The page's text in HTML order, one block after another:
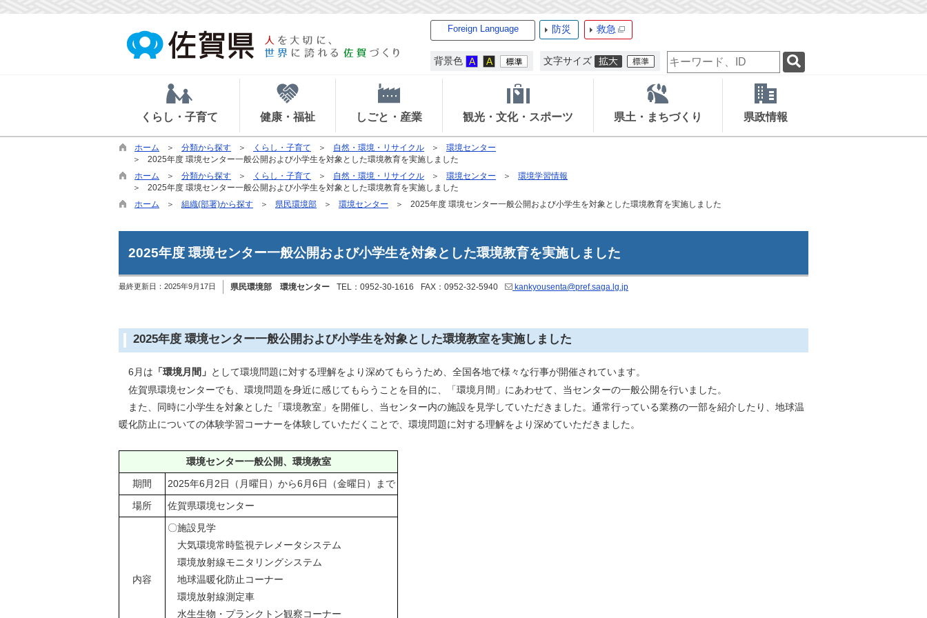
Foreign Language 防災 救急
背景色 文字サイズ
検
索
ー
ー
ド
くらし・子育て 健康・福祉 しごと・産業 観光・文化・スポーツ 県土・まちづくり 県政情報
ホーム 分類から探す くらし・子育て 自然・環境・リサイクル
環境センター
2025年度 環境センター一般公開および小学生を対象とした環境教育を実施しました
ホーム
分類から探す くらし・子育て 自然・環境・リサイクル 環境センター
環境学習情報
2025年度 環境センター一般公開および小学生を対象とした環境教育を実施しました
ホーム
組織(部署)から探す 県民環境部 環境センター 2025年度 環境センター一般公開および小学生を対象とした環境教育を実施しました
2025年度 環境センター一般公開および小学生を対象とした環境教育を実施しました
最終更新日： 2025年9月17日 県民環境部 環境センター TEL：0952-30-1616 FAX：0952-32-5940 kankyousenta@pref.saga.lg.jp
2025年度 環境センター一般公開および小学生を対象とした環境教室を実施しました
6月は 「環境月間」 として環境問題に対する理解をより深めてもらうため、全国各地で様々な行事が開催されています。
佐賀県環境センターでも、環境問題を身近に感じてもらうことを目的に、「環境月間」にあわせて、当センターの一般公開を行いました。
また、同時に小学生を対象とした「環境教室」を開催し、当センター内の施設を見学していただきました。通常行っている業務の一部を紹介したり、地球温
暖化防止についての体験学習コーナーを体験していただくことで、環境問題に対する理解をより深めていただきました。
環境センター一般公開、環境教室
期間
2025年6月2日（月曜日）から6月6日（金曜日）まで
場所
佐賀県環境センター
内容
〇施設見学
大気環境常時監視テレメータシステム
環境放射線モニタリングシステム
地球温暖化防止コーナー
環境放射線測定車
水生生物・プランクトン観察コーナー